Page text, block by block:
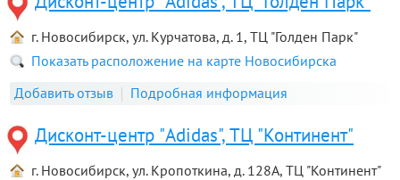
г. Новосибирск, ул. Курчатова, д. 1, ТЦ "Голден Парк"
Показать расположение на карте Новосибирска
Добавить отзыв
Подробная информация
Дисконт-центр "Adidas", ТЦ "Континент"
г. Новосибирск, ул. Кропоткина, д. 128А, ТЦ "Континент"